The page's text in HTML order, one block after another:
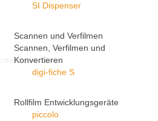
SI Dispenser
Scannen und Verfilmen
Scannen, Verfilmen und
Konvertieren
digi-fiche S
Entwickeln
Rollfilm Entwicklungsgeräte
piccolo